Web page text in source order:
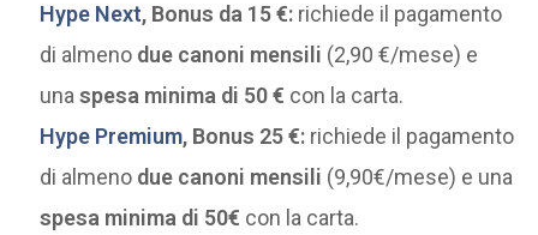
Hype Next, Bonus da 15 €: richiede il pagamento
di almeno due canoni mensili (2,90 €/mese) e
unaspesa minima di 50 € con la carta.
Hype Premium, Bonus 25 €: richiede il pagamento
di almeno due canoni mensili (9,90€/mese) e una
spesa minima di 50€ con la carta.